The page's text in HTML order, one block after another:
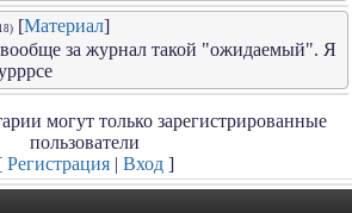
[Материал]
вообще за журнал такой "ожидаемый". Я
могут только зарегистрированные
пользователи
Регистрация| Вход]